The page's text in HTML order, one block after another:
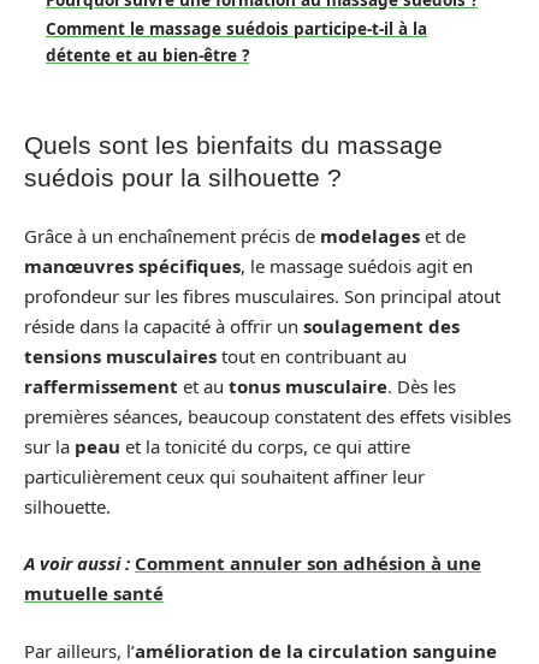
Comment le massage suédois participe-t-il à la
détente et au bien-être ?
Quels sont les bienfaits du massage
suédois pour la silhouette ?
Grâce à un enchaînement précis de modelages et de
manœuvres spécifiques, le massage suédois agit en
profondeur sur les fibres musculaires. Son principal atout
réside dans la capacité à offrir un soulagement des
tensions musculaires tout en contribuant au
raffermissement et au tonus musculaire. Dès les
premières séances, beaucoup constatent des effets visibles
sur la peau et la tonicité du corps, ce qui attire
particulièrement ceux qui souhaitent affiner leur
silhouette.
A voir aussi : Comment annuler son adhésion à une
mutuelle santé
Par ailleurs, l’amélioration de la circulation sanguine